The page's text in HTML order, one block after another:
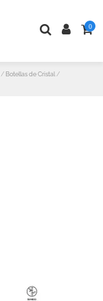
0
Botellas de Cristal